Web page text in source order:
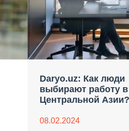
Daryo.uz: Как люди
выбирают работу в
Центральной Азии?
08.02.2024